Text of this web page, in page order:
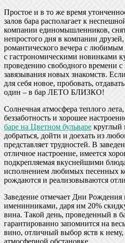
Простое и в то же время
залов бара располагает к
компании единомышленников,
непростого дня в компании
романтического вечера с
с гастрономическими новинками
проведению свободного времени
завязывания новых знакомств.
для себя новое, пробовать,
один – в бар ЛЕТО БЛИЗКО!
Солнечная атмосфера теплого
беззаботность и хорошее
баре на Цветном бульваре круглый
добраться, дойти и доехать из
представляет трудностей. В
отличное настроение, имеется
подкрепляемая вкуснейшими
исполнением любимых песенных
рождаются и реализовываются
Заведение отмечает Дни Рождения
именинниками, даря им 20%
вина. Такой день, проведенный
гарантированно запомнится на
вино, отличный выбор яств к
атмосферной обстановке.